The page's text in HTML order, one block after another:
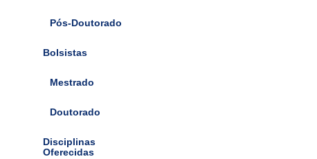
Pós-Doutorado
Bolsistas
Mestrado
Doutorado
Disciplinas
Oferecidas